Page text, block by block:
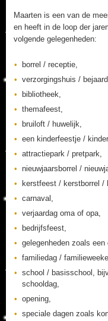
Maarten is een van de
en heeft in de loop der
volgende gelegenheden:
borrel / receptie,
verzorgingshuis /
bibliotheek,
themafeest,
bruiloft / huwelijk,
een kinderfeestje /
attractiepark / pretpark,
nieuwjaarsborrel /
kerstfeest / kerstborrel /
carnaval,
verjaardag oma of opa,
bedrijfsfeest,
gelegenheden zoals
familiedag /
school / basisschool,
schooldag,
opening,
speciale dagen zoals